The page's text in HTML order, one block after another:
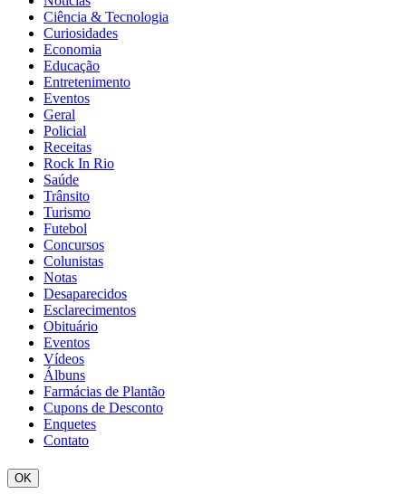
Ciência & Tecnologia
Curiosidades
Economia
Educação
Entretenimento
Eventos
Geral
Policial
Receitas
Rock In Rio
Saúde
Trânsito
Turismo
Futebol
Concursos
Colunistas
Notas
Desaparecidos
Esclarecimentos
Obituário
Eventos
Vídeos
Álbuns
Farmácias de Plantão
Cupons de Desconto
Enquetes
Contato
OK